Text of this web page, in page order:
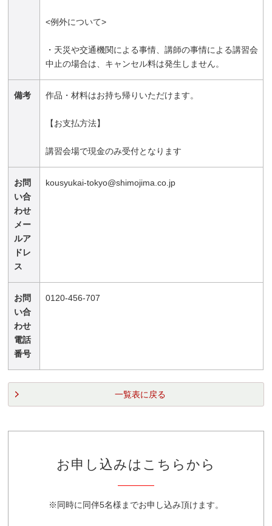
<例外について>
・天災や交通機関による事情、講師の事情による講習会
中止の場合は、キャンセル料は発生しません。
備考 作品・材料はお持ち帰りいただけます。
【お支払方法】
講習会場で現金のみ受付となります
お問
い合
わせ
メー
ルア
ドレ
ス
kousyukai-tokyo@shimojima.co.jp
お問
い合
わせ
電話
番号
0120-456-707
一覧表に戻る
お申し込みはこちらから
※同時に同伴5名様までお申し込み頂けます。